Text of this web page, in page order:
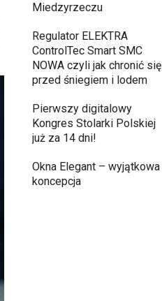
Miedzyrzeczu
Regulator ELEKTRA
ControlTec Smart SMC
NOWA czyli jak chronić się
przed śniegiem i lodem
Pierwszy digitalowy
Kongres Stolarki Polskiej
już za 14 dni!
Okna Elegant – wyjątkowa
koncepcja